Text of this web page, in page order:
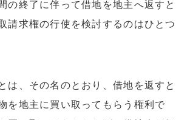
の終了に伴って借地を地主へ返すと
請求権の行使を検討するのはひとつ
は、その名のとおり、借地を返すと
を地主に買い取ってもらう権利で